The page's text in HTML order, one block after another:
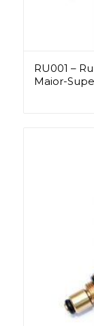
RU001 –
Maior-